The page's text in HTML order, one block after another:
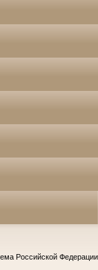
Российской